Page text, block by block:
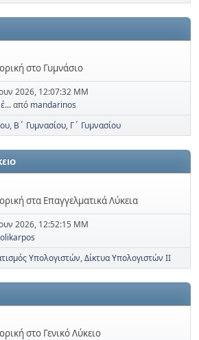
στο Γυμνάσιο
2026, 12:07:32 ΜΜ
από mandarinos
Β΄ Γυμνασίου Γ΄ Γυμνασίου
στα Επαγγελματικά Λύκεια
2026, 12:52:15 ΜΜ
Υπολογιστών Δίκτυα Υπολογιστών ΙΙ
στο Γενικό Λύκειο